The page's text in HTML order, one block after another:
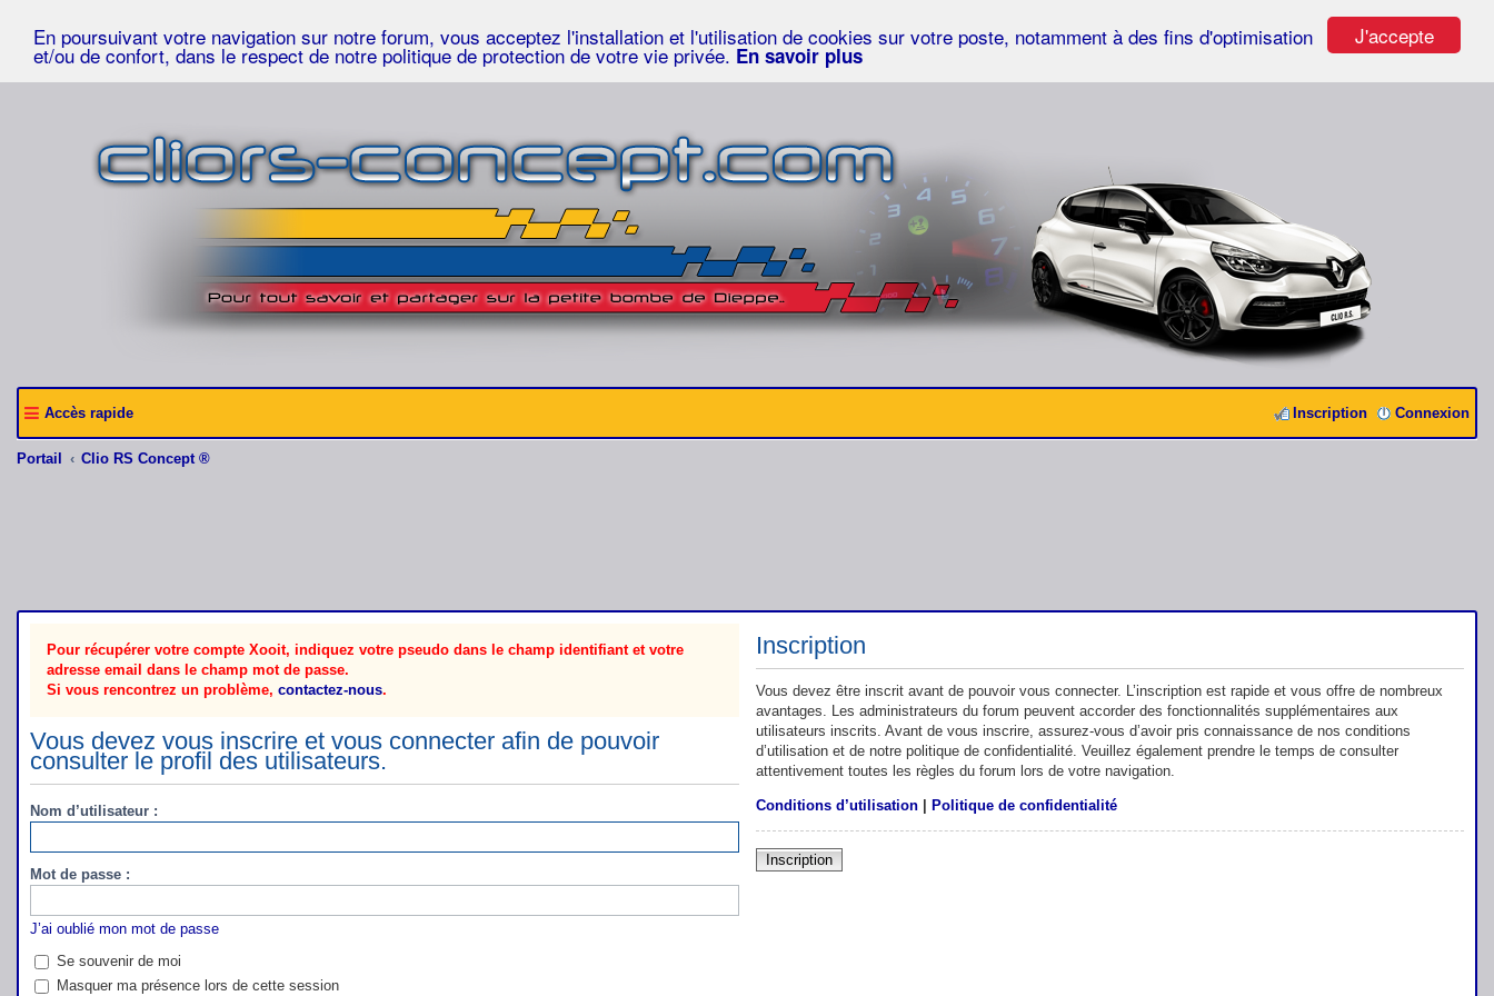
J'accepte
En poursuivant votre navigation sur notre forum, vous acceptez l'installation et l'utilisation de cookies sur votre poste, notamment à des fins d'optimisation
et/ou de confort, dans le respect de notre politique de protection de votre vie privée. En savoir plus
Accès rapide Connexion
Inscription
Portail Clio RS Concept ®
Pour récupérer votre compte Xooit, indiquez votre pseudo dans le champ identifiant et votre
adresse email dans le champ mot de passe.
Si vous rencontrez un problème, contactez-nous.
Vous devez vous inscrire et vous connecter afin de pouvoir
consulter le profil des utilisateurs.
Nom d’utilisateur :
Mot de passe :
J’ai oublié mon mot de passe
Se souvenir de moi
Masquer ma présence lors de cette session
Inscription
Vous devez être inscrit avant de pouvoir vous connecter. L’inscription est rapide et vous offre de nombreux
avantages. Les administrateurs du forum peuvent accorder des fonctionnalités supplémentaires aux
utilisateurs inscrits. Avant de vous inscrire, assurez-vous d’avoir pris connaissance de nos conditions
d’utilisation et de notre politique de confidentialité. Veuillez également prendre le temps de consulter
attentivement toutes les règles du forum lors de votre navigation.
Conditions d’utilisation| Politique de confidentialité
Inscription